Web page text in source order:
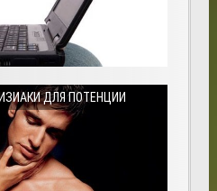
ДЛЯ ПОТЕНЦИИ